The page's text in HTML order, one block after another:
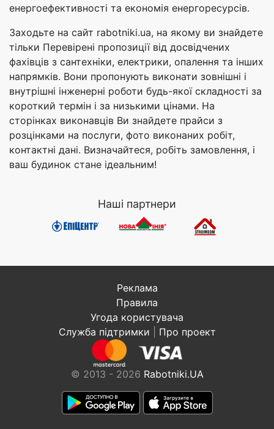
енергоефективності та економія енергоресурсів.
Заходьте на сайт rabotniki.ua, на якому ви знайдете
тільки Перевірені пропозиції від досвідчених
фахівців з сантехніки, електрики, опалення та інших
напрямків. Вони пропонують виконати зовнішні і
внутрішні інженерні роботи будь-якої складності за
короткий термін і за низькими цінами. На
сторінках виконавців Ви знайдете прайси з
розцінками на послуги, фото виконаних робіт,
контактні дані. Визначайтеся, робіть замовлення, і
ваш будинок стане ідеальним!
Наші партнери
Реклама
Правила
Угода користувача
Служба підтримки
Про проект
© 2013 - 2026 Rabotniki.UA